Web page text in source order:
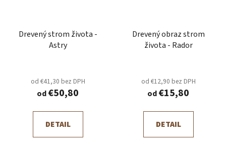
Drevený strom života -
Astry
od €41,30 bez DPH
od€50,80
DETAIL
Drevený obraz strom
života - Rador
od €12,90 bez DPH
od€15,80
DETAIL